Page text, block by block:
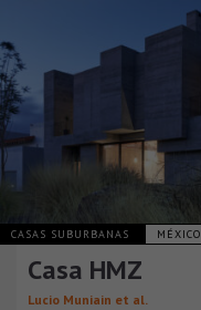
CASAS SUBURBANAS MÉXICO
Casa HMZ
Lucio Muniain et al.